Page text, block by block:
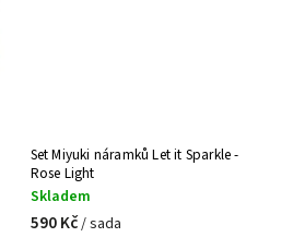
Set Miyuki náramků Let it Sparkle -
Rose Light
Skladem
590 Kč/ sada